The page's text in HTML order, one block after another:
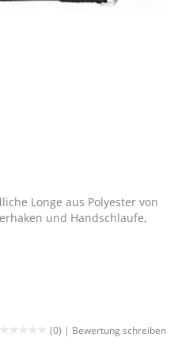
Longe aus Polyester von
und Handschlaufe,
(0) | Bewertung schreiben